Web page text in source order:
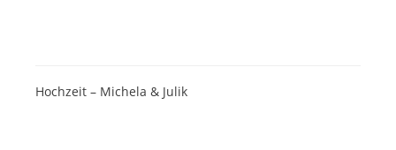
Hochzeit – Michela & Julik